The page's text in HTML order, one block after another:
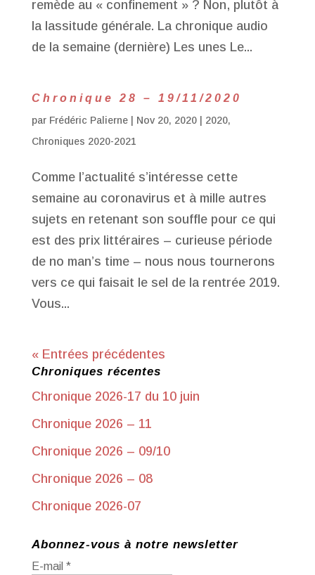
remède au « confinement » ? Non, plutôt à
la lassitude générale. La chronique audio
de la semaine (dernière) Les unes Le...
Chronique 28 – 19/11/2020
par Frédéric Palierne| Nov 20, 2020| 2020,
Chroniques 2020-2021
Comme l’actualité s’intéresse cette
semaine au coronavirus et à mille autres
sujets en retenant son souffle pour ce qui
est des prix littéraires – curieuse période
de no man’s time – nous nous tournerons
vers ce qui faisait le sel de la rentrée 2019.
Vous...
« Entrées précédentes
Chroniques récentes
Chronique 2026-17 du 10 juin
Chronique 2026 – 11
Chronique 2026 – 09/10
Chronique 2026 – 08
Chronique 2026-07
Abonnez-vous à notre newsletter
E-mail *